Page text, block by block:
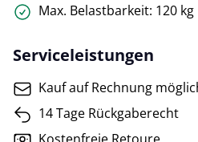
Max. Belastbarkeit: 120 kg
Serviceleistungen
Kauf auf Rechnung
14 Tage Rückgaberecht